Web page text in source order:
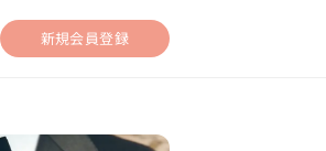
新規会員登録